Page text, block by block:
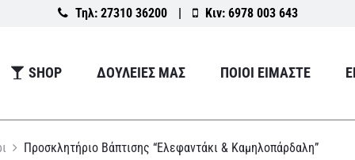
Τηλ: 27310 36200 | Κιν: 6978 003 643
SHOP ΔΟΥΛΕΙΕΣ ΜΑΣ ΠΟΙΟΙ ΕΙΜΑΣΤΕ
Προσκλητήριο Βάπτισης “Ελεφαντάκι & Καμηλοπάρδαλη”